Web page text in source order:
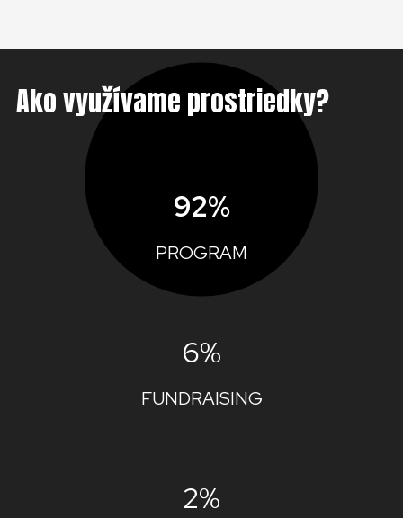
Ako využívame prostriedky?
92%
PROGRAM
6%
FUNDRAISING
2%